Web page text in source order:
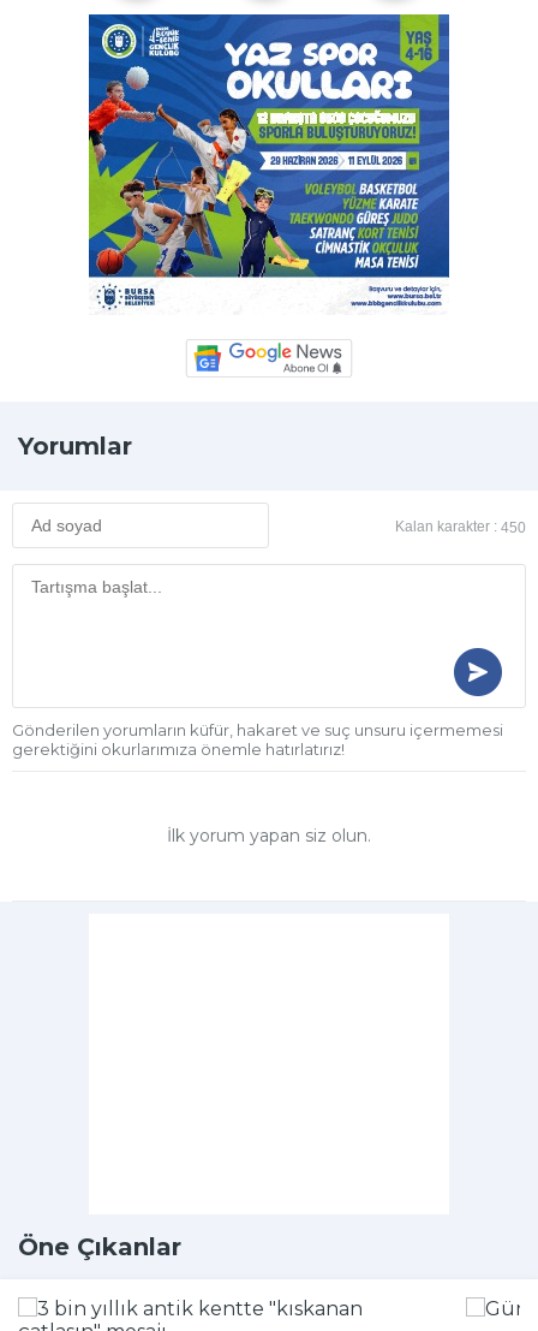
Yorumlar
Kalan karakter : 450
Gönderilen yorumların küfür, hakaret ve suç unsuru içermemesi
gerektiğini okurlarımıza önemle hatırlatırız!
İlk yorum yapan siz olun.
Öne Çıkanlar